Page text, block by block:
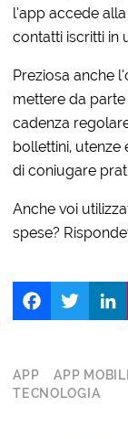
l’app accede
contatti iscritti in
Preziosa anche
mettere da
cadenza
bollettini,
di coniugare
Anche voi
spese?
FacebookTwitter
APP APP
TECNOLOGIA